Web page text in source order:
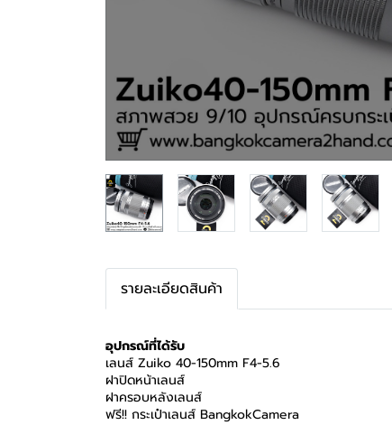
รายละเอียดสินค้า
อุปกรณ์ที่ได้รับ
เลนส์ Zuiko 40-150mm F4-5.6
ฝาปิดหน้าเลนส์
ฝาครอบหลังเลนส์
ฟรี!! กระเป๋าเลนส์ BangkokCamera